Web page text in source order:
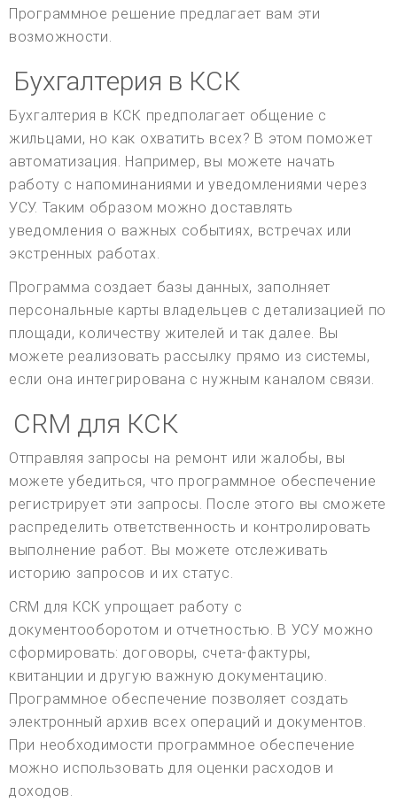
Программное решение предлагает вам эти
возможности.
Бухгалтерия в КСК
Бухгалтерия в КСК предполагает общение с
жильцами, но как охватить всех? В этом поможет
автоматизация. Например, вы можете начать
работу с напоминаниями и уведомлениями через
УСУ. Таким образом можно доставлять
уведомления о важных событиях, встречах или
экстренных работах.
Программа создает базы данных, заполняет
персональные карты владельцев с детализацией по
площади, количеству жителей и так далее. Вы
можете реализовать рассылку прямо из системы,
если она интегрирована с нужным каналом связи.
CRM для КСК
Отправляя запросы на ремонт или жалобы, вы
можете убедиться, что программное обеспечение
регистрирует эти запросы. После этого вы сможете
распределить ответственность и контролировать
выполнение работ. Вы можете отслеживать
историю запросов и их статус.
CRM для КСК упрощает работу с
документооборотом и отчетностью. В УСУ можно
сформировать: договоры, счета-фактуры,
квитанции и другую важную документацию.
Программное обеспечение позволяет создать
электронный архив всех операций и документов.
При необходимости программное обеспечение
можно использовать для оценки расходов и
доходов.